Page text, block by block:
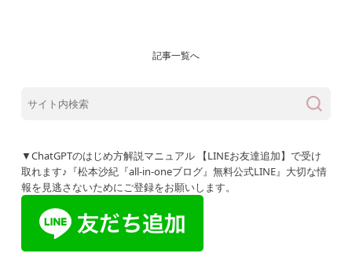
記事一覧へ
▼ChatGPTのはじめ方解説マニュアル 【LINEお友達追加】で受け
取れます♪『松本沙紀『all-in-oneブログ』無料公式LINE』大切な情
報を見逃さないためにご登録をお願いします。